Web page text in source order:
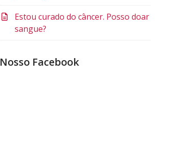
Estou curado do câncer. Posso doar
sangue?
Nosso Facebook